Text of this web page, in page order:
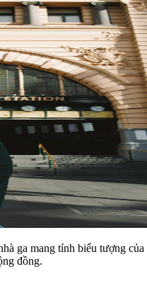
ga mang tính biểu tượng
đồng.